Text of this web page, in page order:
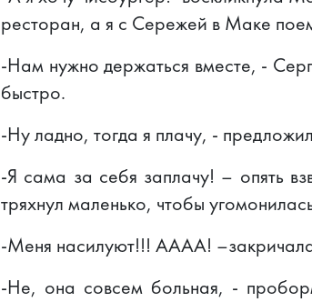
ресторан, а я с Сережей в Маке
-Нам нужно держаться вместе, -
быстро.
-Ну ладно, тогда я плачу, -
-Я сама за себя заплачу! – опять
тряхнул маленько, чтобы
-Меня насилуют!!! АААА!
-Не, она совсем больная, -